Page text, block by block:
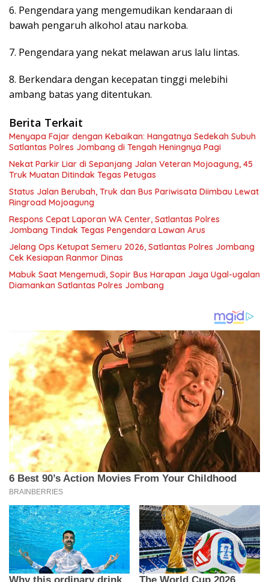
6. Pengendara yang mengemudikan kendaraan di
bawah pengaruh alkohol atau narkoba.
7. Pengendara yang nekat melawan arus lalu lintas.
8. Berkendara dengan kecepatan tinggi melebihi
ambang batas yang ditentukan.
Berita Terkait
Menyapa Fajar dengan Kebaikan: Hangatnya Sedekah Subuh
Satlantas Polres Jombang di Tengah Heningnya Pagi
Nekat Parkir Liar di Sepanjang Jalan Veteran Mojoagung, 45
Truk Muatan Ditindak Tegas Petugas
Status Jalan Berubah, Truk dan Bus Pariwisata Diimbau Lewat
Ringroad Mojoagung
Respons Cepat Laporan WA Center, Satlantas Polres
Jombang Tindak Tegas Pengendara Lawan Arus
Jelang Ops Ketupat Semeru 2026, Satlantas Polres Jombang
Cek Kesiapan Ranmor Dinas
Mabuk Saat Mengemudi, Sopir Bus Harapan Jaya Ugal-ugalan
Diamankan Satlantas Polres Jombang